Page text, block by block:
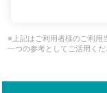
※上記はご利用者様のご利用
一つの参考としてご活用くだ